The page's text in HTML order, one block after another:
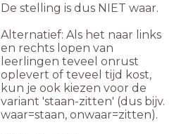
De stelling is dus NIET waar.
Alternatief: Als het naar links
en rechts lopen van
leerlingen teveel onrust
oplevert of teveel tijd kost,
kun je ook kiezen voor de
variant 'staan-zitten' (dus bijv.
waar=staan, onwaar=zitten).